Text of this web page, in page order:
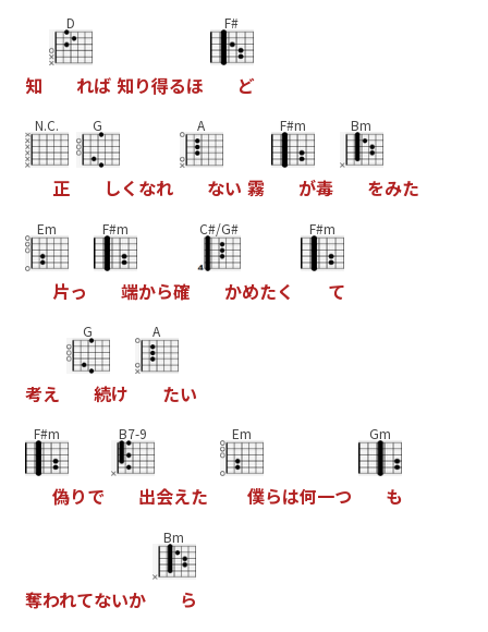
知
D
れば 知り得るほ
F#
ど
N.C.
正
G
しく なれ
A
ない 霧
F#m
が毒
Bm
をみた
Em
片っ
F#m
端から確
C#/G#
かめたく
F#m
て
考え
G
続け
A
たい
F#m
偽りで
B7-9
出会えた
Em
僕らは何一つ
Gm
も
奪われてないか
Bm
ら